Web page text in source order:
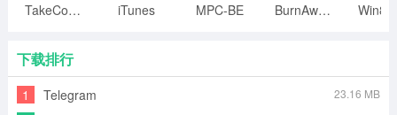
TakeColor取色器 iTunes MPC-BE BurnAware
下载排行
1 Telegram 23.16 MB